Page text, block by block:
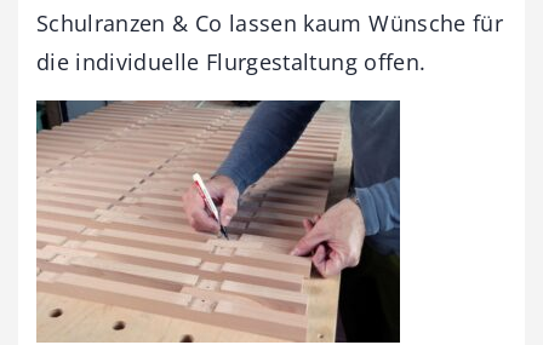
Schulranzen & Co lassen kaum Wünsche für
die individuelle Flurgestaltung offen.